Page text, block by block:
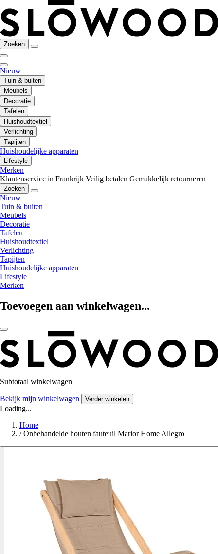
Zoeken
Nieuw
Tuin & buiten
Meubels
Decoratie
Tafelen
Huishoudtextiel
Verlichting
Tapijten
Huishoudelijke apparaten
Lifestyle
Merken
Klantenservice in Frankrijk Veilig betalen Gemakkelijk retourneren
Zoeken
Nieuw
Tuin & buiten
Meubels
Decoratie
Tafelen
Huishoudtextiel
Verlichting
Tapijten
Huishoudelijke apparaten
Lifestyle
Merken
Toevoegen aan winkelwagen...
Subtotaal winkelwagen
Bekijk mijn winkelwagen Verder winkelen
Loading...
Home
/ Onbehandelde houten fauteuil Marior Home Allegro